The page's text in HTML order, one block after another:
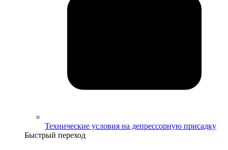
Технические условия на депрессорную присадку
Быстрый переход